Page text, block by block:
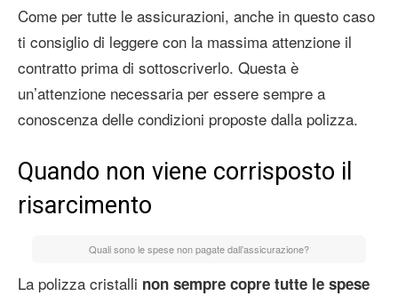
Come per tutte le assicurazioni, anche in questo caso
ti consiglio di leggere con la massima attenzione il
contratto prima di sottoscriverlo. Questa è
un’attenzione necessaria per essere sempre a
conoscenza delle condizioni proposte dalla polizza.
Quando non viene corrisposto il
risarcimento
Quali sono le spese non pagate dall’assicurazione?
La polizza cristalli non sempre copre tutte le spese